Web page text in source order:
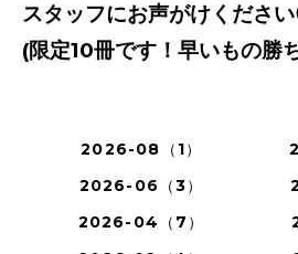
スタッフにお声がけくださ
(限定10冊です！早いもの勝
2026-08（1）
2026-06（3）
2026-04（7）